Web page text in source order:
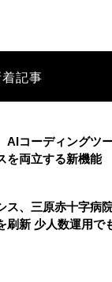
着記事
AIコーディングツ
を両立する新機能
ス、三原赤十字病
刷新 少人数運用で